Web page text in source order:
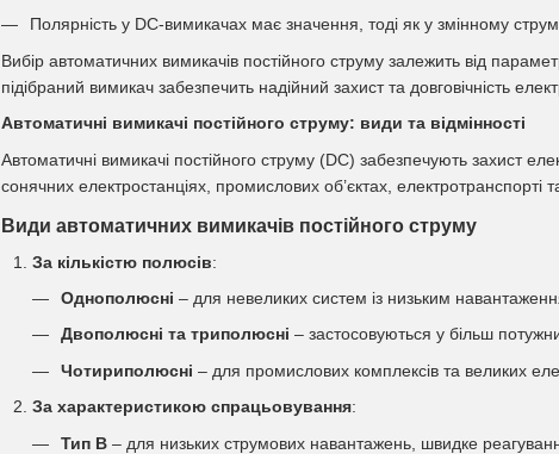
Полярність у DC-вимикачах має значення, тоді як у змінному
Вибір автоматичних вимикачів постійного струму залежить від
підібраний вимикач забезпечить надійний захист та довговічність
Автоматичні вимикачі постійного струму: види та відмінності
Автоматичні вимикачі постійного струму (DC) забезпечують захист
сонячних електростанціях, промислових об’єктах, електротранспорті
Види автоматичних вимикачів постійного струму
За кількістю полюсів:
Однополюсні – для невеликих систем із низьким
Двополюсні та триполюсні – застосовуються у більш
Чотириполюсні – для промислових комплексів та великих
За характеристикою спрацьовування:
Тип B – для низьких струмових навантажень, швидке